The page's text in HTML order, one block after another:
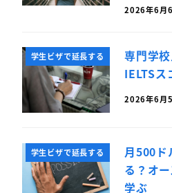
2026年6月
学生ビザで延長する
専門学
IELTSス
2026年6月
学生ビザで延長する
月500ド
る？オ
学ぶ